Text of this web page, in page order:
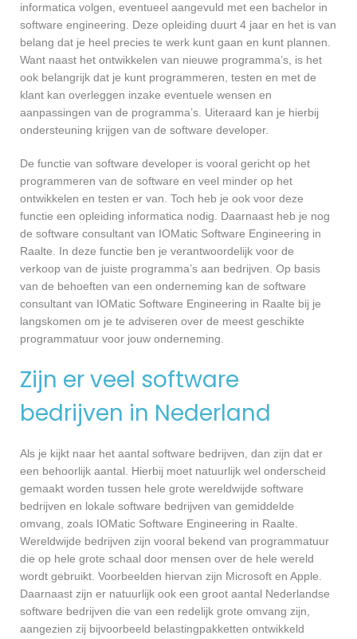
informatica volgen, eventueel aangevuld met een bachelor in
software engineering. Deze opleiding duurt 4 jaar en het is van
belang dat je heel precies te werk kunt gaan en kunt plannen.
Want naast het ontwikkelen van nieuwe programma’s, is het
ook belangrijk dat je kunt programmeren, testen en met de
klant kan overleggen inzake eventuele wensen en
aanpassingen van de programma’s. Uiteraard kan je hierbij
ondersteuning krijgen van de software developer.
De functie van software developer is vooral gericht op het
programmeren van de software en veel minder op het
ontwikkelen en testen er van. Toch heb je ook voor deze
functie een opleiding informatica nodig. Daarnaast heb je nog
de software consultant van IOMatic Software Engineering in
Raalte. In deze functie ben je verantwoordelijk voor de
verkoop van de juiste programma’s aan bedrijven. Op basis
van de behoeften van een onderneming kan de software
consultant van IOMatic Software Engineering in Raalte bij je
langskomen om je te adviseren over de meest geschikte
programmatuur voor jouw onderneming.
Zijn er veel software
bedrijven in Nederland
Als je kijkt naar het aantal software bedrijven, dan zijn dat er
een behoorlijk aantal. Hierbij moet natuurlijk wel onderscheid
gemaakt worden tussen hele grote wereldwijde software
bedrijven en lokale software bedrijven van gemiddelde
omvang, zoals IOMatic Software Engineering in Raalte.
Wereldwijde bedrijven zijn vooral bekend van programmatuur
die op hele grote schaal door mensen over de hele wereld
wordt gebruikt. Voorbeelden hiervan zijn Microsoft en Apple.
Daarnaast zijn er natuurlijk ook een groot aantal Nederlandse
software bedrijven die van een redelijk grote omvang zijn,
aangezien zij bijvoorbeeld belastingpakketten ontwikkeld